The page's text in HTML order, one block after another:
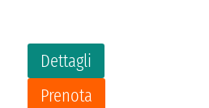
Dettagli
Prenota